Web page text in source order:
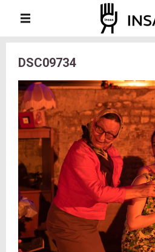
DSC09734